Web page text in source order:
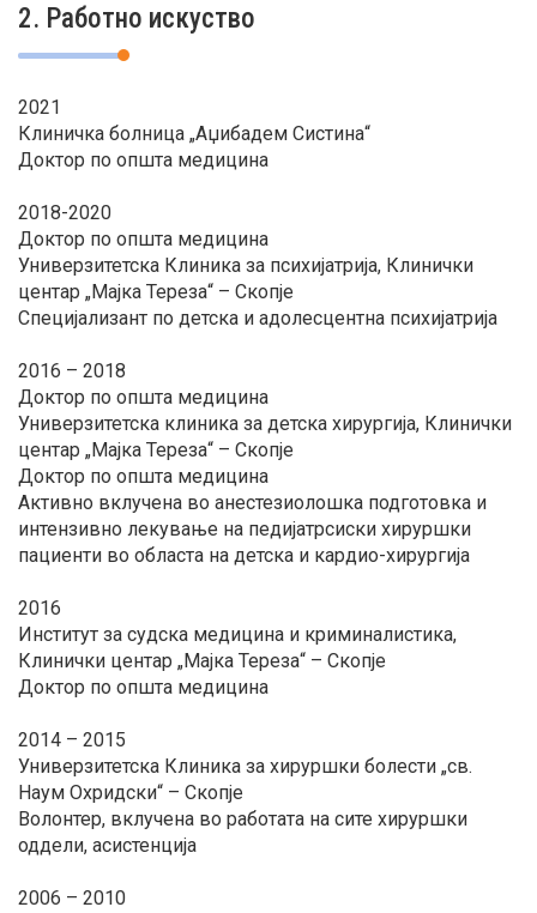
2. Работно искуство
2021
Клиничка болница „Аџибадем Систина“
Доктор по општа медицина
2018-2020
Доктор по општа медицина
Универзитетска Клиника за психијатрија, Клинички
центар „Мајка Тереза“ – Скопје
Специјализант по детска и адолесцентна психијатрија
2016 – 2018
Доктор по општа медицина
Универзитетска клиника за детска хирургија, Клинички
центар „Мајка Тереза“ – Скопје
Доктор по општа медицина
Активно вклучена во анестезиолошка подготовка и
интензивно лекување на педијатрсиски хируршки
пациенти во областа на детска и кардио-хирургија
2016
Институт за судска медицина и криминалистика,
Клинички центар „Мајка Тереза“ – Скопје
Доктор по општа медицина
2014 – 2015
Универзитетска Клиника за хируршки болести „св.
Наум Охридски“ – Скопје
Волонтер, вклучена во работата на сите хируршки
оддели, асистенција
2006 – 2010